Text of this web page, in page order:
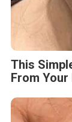
This
From Your